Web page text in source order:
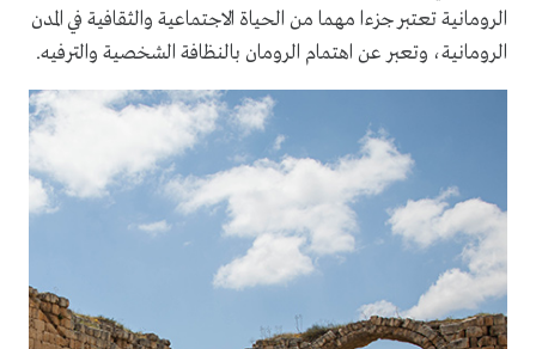
الرومانية تعتبر جزءا مهما من الحياة الاجتماعية والثقافية في المدن
الرومانية، وتعبر عن اهتمام الرومان بالنظافة الشخصية والترفيه.